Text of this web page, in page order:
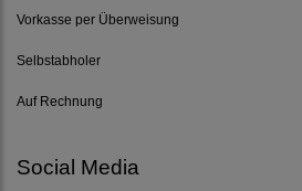
Vorkasse per Überweisung
Selbstabholer
Auf Rechnung
Social Media